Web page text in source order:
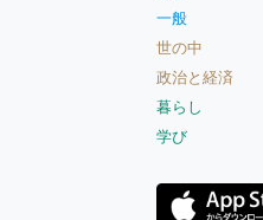
一般
世の中
政治と経済
暮らし
学び